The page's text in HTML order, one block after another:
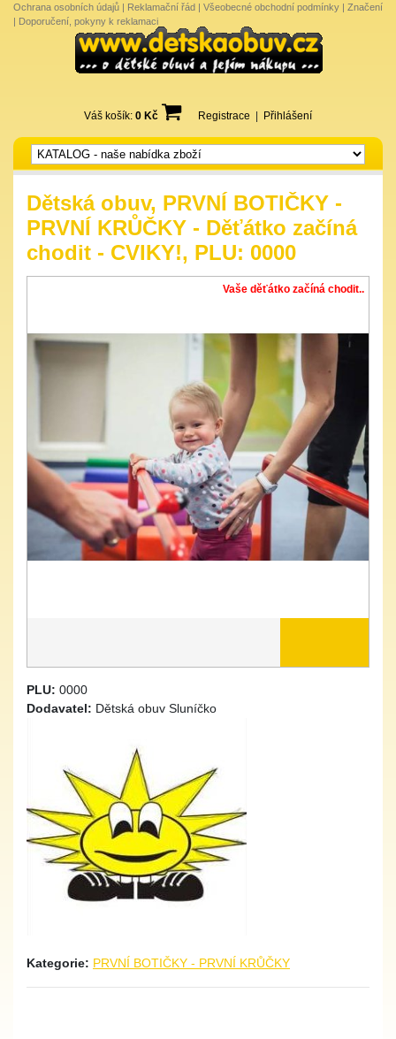
Ochrana osobních údajů | Reklamační řád | Všeobecné obchodní podmínky | Značení
| Doporučení, pokyny k reklamaci
Váš košík: 0 Kč Registrace Přihlášení
Dětská obuv, PRVNÍ BOTIČKY -
PRVNÍ KRŮČKY - Děťátko začíná
chodit - CVIKY!, PLU: 0000
Vaše děťátko začíná chodit..
PLU: 0000
Dodavatel: Dětská obuv Sluníčko
Kategorie: PRVNÍ BOTIČKY - PRVNÍ KRŮČKY